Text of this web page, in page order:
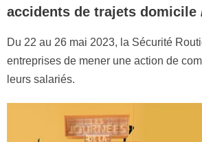
accidents de trajets domicile
Du 22 au 26 mai 2023, la Sécurité
entreprises de mener une action de
leurs salariés.